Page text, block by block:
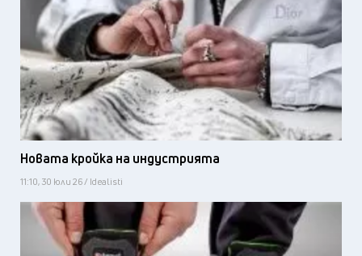
Новата кройка на индустрията
11:10, 30 юли 26 / Idealisti